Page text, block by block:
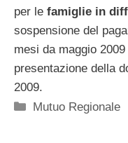
per le famiglie in
sospensione del
mesi da maggio
presentazione della
2009.
Categorie
Mutuo Regionale